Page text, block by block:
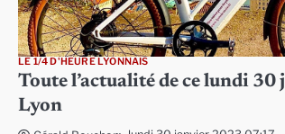
LE 1/4 D'HEURE LYONNAIS
Toute l’actualité de ce lundi
Lyon